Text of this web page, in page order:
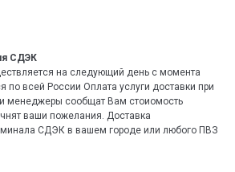
СДЭК
на следующий день с момента
по всей России Оплата услуги доставки при
менеджеры сообщат Вам стоиомость
ваши пожелания. Доставка
СДЭК в вашем городе или любого ПВЗ